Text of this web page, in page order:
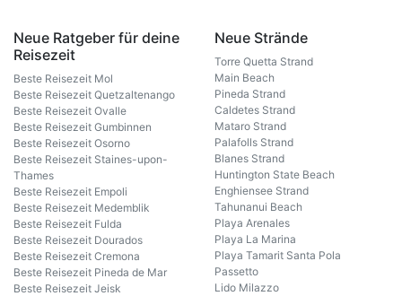
Neue Ratgeber für deine
Reisezeit
Beste Reisezeit Mol
Beste Reisezeit Quetzaltenango
Beste Reisezeit Ovalle
Beste Reisezeit Gumbinnen
Beste Reisezeit Osorno
Beste Reisezeit Staines-upon-
Thames
Beste Reisezeit Empoli
Beste Reisezeit Medemblik
Beste Reisezeit Fulda
Beste Reisezeit Dourados
Beste Reisezeit Cremona
Beste Reisezeit Pineda de Mar
Beste Reisezeit Jeisk
Neue Strände
Torre Quetta Strand
Main Beach
Pineda Strand
Caldetes Strand
Mataro Strand
Palafolls Strand
Blanes Strand
Huntington State Beach
Enghiensee Strand
Tahunanui Beach
Playa Arenales
Playa La Marina
Playa Tamarit Santa Pola
Passetto
Lido Milazzo